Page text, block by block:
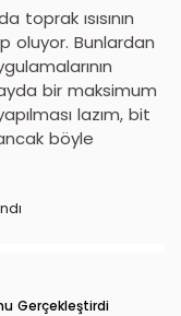
ısısının
oluyor. Bunlardan
bir maksimum
lazım, bit
böyle
Gerçekleştirdi